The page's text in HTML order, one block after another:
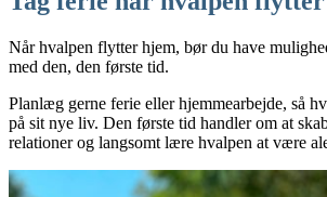
Når hvalpen flytter hjem, bør du have
med den, den første tid.
Planlæg gerne ferie eller hjemmearbejde, så
på sit nye liv. Den første tid handler om at
relationer og langsomt lære hvalpen at være